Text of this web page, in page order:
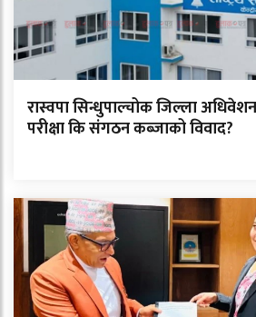
रास्वपा सिन्धुपाल्चोक जिल्ला
परीक्षा कि संगठन कब्जाको विवाद?